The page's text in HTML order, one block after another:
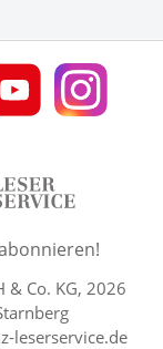
Lorenz
Leserservice
Lorenz
im Abo Jahre
& Co. KG, 2026
leserservice.de